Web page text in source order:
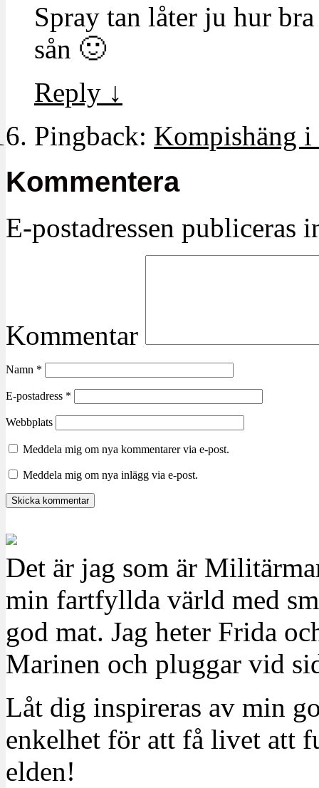
Spray tan låter ju hur
sån 🙂
Reply ↓
Pingback: Kompishäng
Kommentera
E-postadressen publiceras
Kommentar
Namn *
E-postadress *
Webbplats
Meddela mig om nya kommentarer via e-post.
Meddela mig om nya inlägg via e-post.
Det är jag som är
min fartfyllda värld med
god mat. Jag heter Frida
Marinen och pluggar vid
Låt dig inspireras av min
enkelhet för att få livet att
elden!